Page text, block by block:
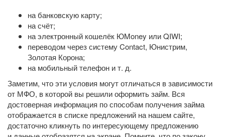
на банковскую карту;
на счёт;
на электронный кошелёк ЮMoney или QIWI;
переводом через систему Contact, Юнистрим,
Золотая Корона;
на мобильный телефон и т. д.
Заметим, что эти условия могут отличаться в зависимости
от МФО, в которой вы решили оформить займ. Вся
достоверная информация по способам получения займа
отображается в списке предложений на нашем сайте,
достаточно кликнуть по интересующему предложению